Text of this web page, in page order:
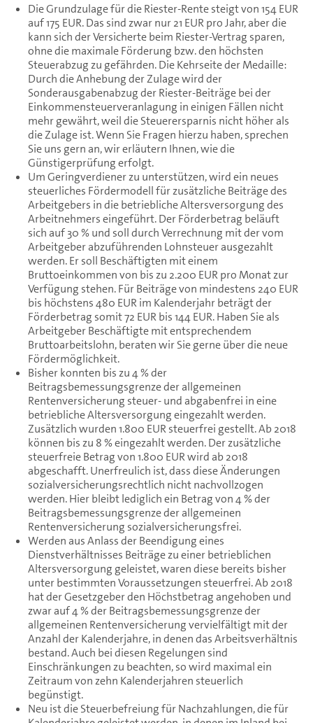
Die Grundzulage für die Riester-Rente steigt von 154 EUR
auf 175 EUR. Das sind zwar nur 21 EUR pro Jahr, aber die
kann sich der Versicherte beim Riester-Vertrag sparen,
ohne die maximale Förderung bzw. den höchsten
Steuerabzug zu gefährden. Die Kehrseite der Medaille:
Durch die Anhebung der Zulage wird der
Sonderausgabenabzug der Riester-Beiträge bei der
Einkommensteuerveranlagung in einigen Fällen nicht
mehr gewährt, weil die Steuerersparnis nicht höher als
die Zulage ist. Wenn Sie Fragen hierzu haben, sprechen
Sie uns gern an, wir erläutern Ihnen, wie die
Günstigerprüfung erfolgt.
Um Geringverdiener zu unterstützen, wird ein neues
steuerliches Fördermodell für zusätzliche Beiträge des
Arbeitgebers in die betriebliche Altersversorgung des
Arbeitnehmers eingeführt. Der Förderbetrag beläuft
sich auf 30 % und soll durch Verrechnung mit der vom
Arbeitgeber abzuführenden Lohnsteuer ausgezahlt
werden. Er soll Beschäftigten mit einem
Bruttoeinkommen von bis zu 2.200 EUR pro Monat zur
Verfügung stehen. Für Beiträge von mindestens 240 EUR
bis höchstens 480 EUR im Kalenderjahr beträgt der
Förderbetrag somit 72 EUR bis 144 EUR. Haben Sie als
Arbeitgeber Beschäftigte mit entsprechendem
Bruttoarbeitslohn, beraten wir Sie gerne über die neue
Fördermöglichkeit.
Bisher konnten bis zu 4 % der
Beitragsbemessungsgrenze der allgemeinen
Rentenversicherung steuer- und abgabenfrei in eine
betriebliche Altersversorgung eingezahlt werden.
Zusätzlich wurden 1.800 EUR steuerfrei gestellt. Ab 2018
können bis zu 8 % eingezahlt werden. Der zusätzliche
steuerfreie Betrag von 1.800 EUR wird ab 2018
abgeschafft. Unerfreulich ist, dass diese Änderungen
sozialversicherungsrechtlich nicht nachvollzogen
werden. Hier bleibt lediglich ein Betrag von 4 % der
Beitragsbemessungsgrenze der allgemeinen
Rentenversicherung sozialversicherungsfrei.
Werden aus Anlass der Beendigung eines
Dienstverhältnisses Beiträge zu einer betrieblichen
Altersversorgung geleistet, waren diese bereits bisher
unter bestimmten Voraussetzungen steuerfrei. Ab 2018
hat der Gesetzgeber den Höchstbetrag angehoben und
zwar auf 4 % der Beitragsbemessungsgrenze der
allgemeinen Rentenversicherung vervielfältigt mit der
Anzahl der Kalenderjahre, in denen das Arbeitsverhältnis
bestand. Auch bei diesen Regelungen sind
Einschränkungen zu beachten, so wird maximal ein
Zeitraum von zehn Kalenderjahren steuerlich
begünstigt.
Neu ist die Steuerbefreiung für Nachzahlungen, die für